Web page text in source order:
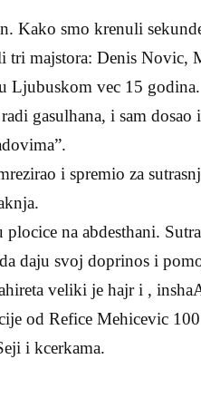
Kako smo krenuli
tri majstora: Denis Novic,
Ljubuskom vec 15 godina.
gasulhana, i sam dosao
i spremio za
na abdesthani.
daju svoj doprinos i
veliki je hajr i ,
od Refice Mehicevic
i kcerkama.